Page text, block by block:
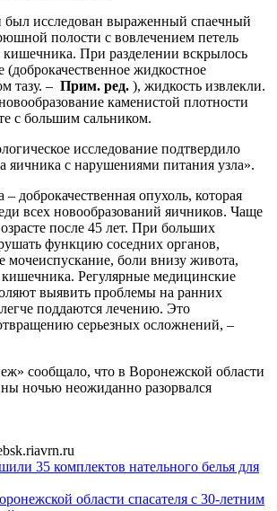
был исследован выраженный спаечный
полости с вовлечением петель
кишечника. При разделении вскрылось
(доброкачественное жидкостное
тазу. – Прим. ред. ), жидкость извлекли.
каменистой плотности
с большим сальником.
исследование подтвердило
яичника с нарушениями питания узла».
доброкачественная опухоль, которая
всех новообразований яичников. Чаще
после 45 лет. При больших
функцию соседних органов,
мочеиспускание, боли внизу живота,
Регулярные медицинские
выявить проблемы на ранних
поддаются лечению. Это
серьезных осложнений, –
сообщало, что в Воронежской области
ночью неожиданно разорвался
35 комплектов нательного белья для
области спасателя с 30-летним